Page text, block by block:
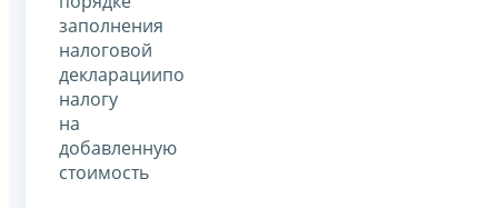
заполнения
налоговой
декларациипо
налогу
на
добавленную
стоимость